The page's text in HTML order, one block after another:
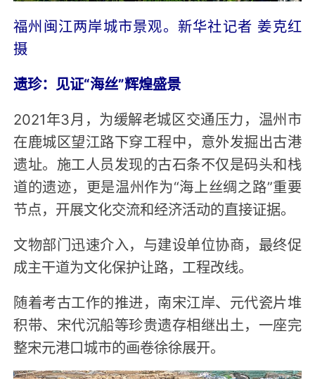
福州闽江两岸城市景观。新华社记者 姜克红
摄
遗珍：见证“海丝”辉煌盛景
2021年3月，为缓解老城区交通压力，温州市
在鹿城区望江路下穿工程中，意外发掘出古港
遗址。施工人员发现的古石条不仅是码头和栈
道的遗迹，更是温州作为“海上丝绸之路”重要
节点，开展文化交流和经济活动的直接证据。
文物部门迅速介入，与建设单位协商，最终促
成主干道为文化保护让路，工程改线。
随着考古工作的推进，南宋江岸、元代瓷片堆
积带、宋代沉船等珍贵遗存相继出土，一座完
整宋元港口城市的画卷徐徐展开。